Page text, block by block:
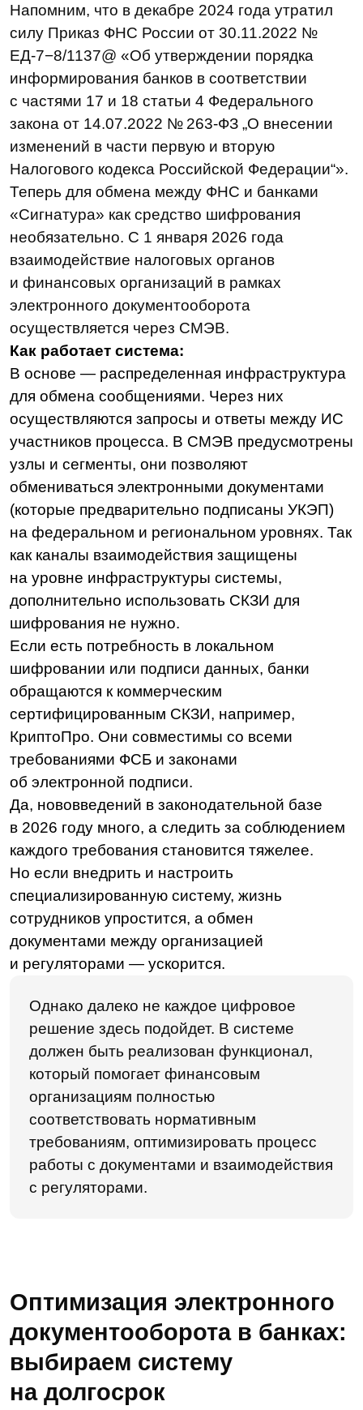
Однако далеко не каждое цифровое
решение здесь подойдет. В системе
должен быть реализован функционал,
который помогает финансовым
организациям полностью
соответствовать нормативным
требованиям, оптимизировать процесс
работы с документами и взаимодействия
с регуляторами.
Оптимизация электронного
документооборота в банках:
выбираем систему
на долгосрок
Чтобы обеспечить корректный цифровой
обмен документами между ЦБ РФ, ФНС
и вашим банком, нужна специальная
система — электронный архив клиентских
документов для финансовых организаций.
Давайте разберемся, какие функциональные
возможности необходимы для соответствия
актуальным законодательным требованиям.
На современном отечественном рынке есть
вендоры, которые предлагают необходимый
для банков функционал. Среди них —
решение, которое позволит финансовым
организациям закрыть потребность
в централизованном электронном хранении
с соблюдением всех законодательных норм.
А еще — ускорить поиск, массово загружать
и выгружать документы с соблюдением
установленных требований, контролировать
комплектность досье и не только.
и ECM уже недостаточно. Регуляторы
ежедневно присылают много запросов.
В базовых системах электронного
документооборота нет функций, которые
обрабатывать сообщения. Придется делать